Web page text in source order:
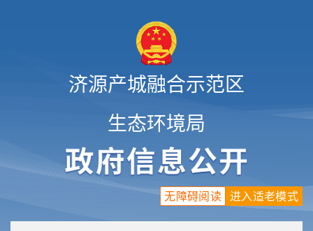
济源产城融合示范区
生态环境局
进入适老模式
无障碍阅读